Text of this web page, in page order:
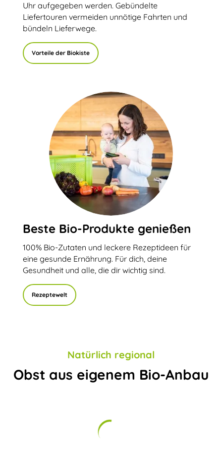
Uhr aufgegeben werden. Gebündelte
Liefertouren vermeiden unnötige Fahrten und
bündeln Lieferwege.
Vorteile der Biokiste
Beste Bio-Produkte genießen
100% Bio-Zutaten und leckere Rezeptideen für
eine gesunde Ernährung. Für dich, deine
Gesundheit und alle, die dir wichtig sind.
Rezeptewelt
Natürlich regional
Obst aus eigenem Bio-Anbau